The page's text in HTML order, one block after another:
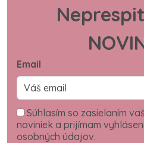
Email
Súhlasím so zasielaním
noviniek a prijímam
osobných údajov.